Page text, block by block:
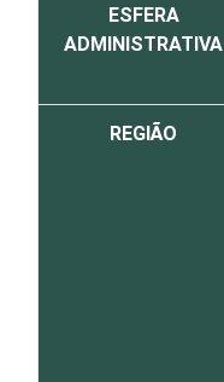
ESFERA
ADMINISTRATIVA
REGIÃO